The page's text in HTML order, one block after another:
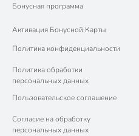
Бонусная программа
Активация Бонусной Карты
Политика конфиденциальности
Политика обработки
персональных данных
Пользовательское соглашение
Согласие на обработку
персональных данных